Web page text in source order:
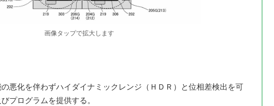
画像タップで拡大します
悪化を伴わずハイダイナミックレンジ（ＨＤＲ）と位相差検出を可
プログラムを提供する。